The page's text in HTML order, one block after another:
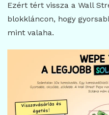
Ezért tért vissza a Wall
blokkláncon, hogy
mint valaha.